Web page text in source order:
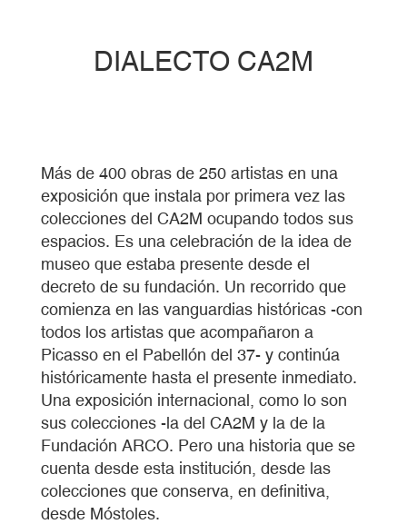
DIALECTO CA2M
Más de 400 obras de 250 artistas en una
exposición que instala por primera vez las
colecciones del CA2M ocupando todos sus
espacios. Es una celebración de la idea de
museo que estaba presente desde el
decreto de su fundación. Un recorrido que
comienza en las vanguardias históricas -con
todos los artistas que acompañaron a
Picasso en el Pabellón del 37- y continúa
históricamente hasta el presente inmediato.
Una exposición internacional, como lo son
sus colecciones -la del CA2M y la de la
Fundación ARCO. Pero una historia que se
cuenta desde esta institución, desde las
colecciones que conserva, en definitiva,
desde Móstoles.